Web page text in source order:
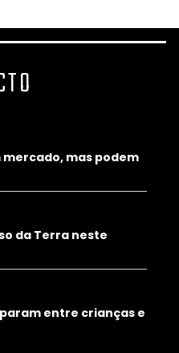
mas podem
da Terra neste
entre crianças e